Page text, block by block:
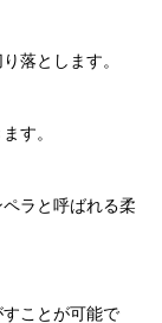
落とします。
す。
ラと呼ばれる柔
ことが可能で